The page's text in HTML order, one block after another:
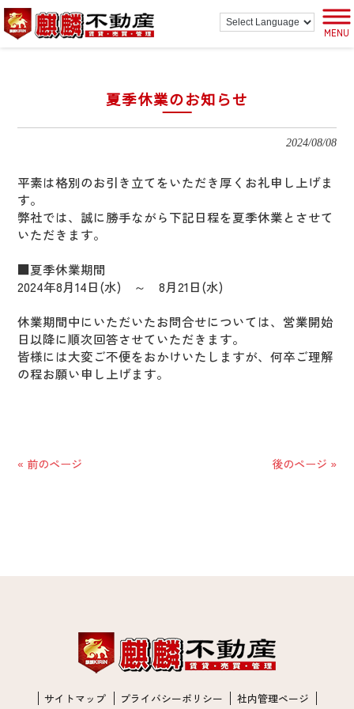
MENU
夏季休業のお知らせ
2024/08/08
平素は格別のお引き立てをいただき厚くお礼申し上げま
す。
弊社では、誠に勝手ながら下記日程を夏季休業とさせて
いただきます。
■夏季休業期間
2024年8月14日(水) ～ 8月21日(水)
休業期間中にいただいたお問合せについては、営業開始
日以降に順次回答させていただきます。
皆様には大変ご不便をおかけいたしますが、何卒ご理解
の程お願い申し上げます。
« 前のページ 後のページ »
サイトマップ プライバシーポリシー 社内管理ページ